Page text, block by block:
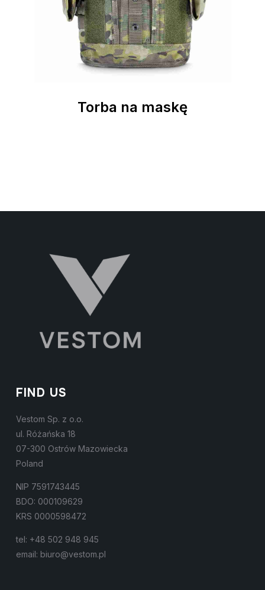
Torba na maskę
FIND US
Vestom Sp. z o.o.
ul. Różańska 18
07-300 Ostrów Mazowiecka
Poland
NIP 7591743445
BDO: 000109629
KRS 0000598472
tel: +48 502 948 945
email: biuro@vestom.pl